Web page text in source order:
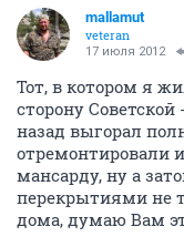
mallamut
veteran
17 июля 2012
Тот, в котором я
сторону
назад выгорал
отремонтировали
мансарду, ну а
перекрытиями не
дома, думаю Вам